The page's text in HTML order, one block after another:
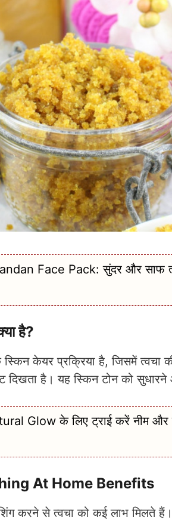
Face Pack: सुंदर और साफ
है?
केयर प्रक्रिया है, जिसमें त्वचा
दिखता है। यह स्किन टोन को
Glow के लिए ट्राई करें नीम और
At Home Benefits
करने से त्वचा को कई लाभ मिलते